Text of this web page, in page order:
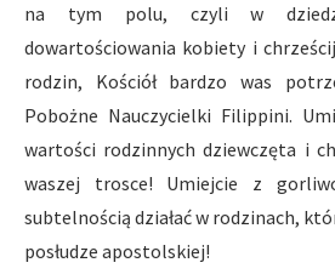
na tym polu, czyli w
dowartościowania kobiety i
rodzin, Kościół bardzo was
Pobożne Nauczycielki Filippini.
wartości rodzinnych dziewczęta i
waszej trosce! Umiejcie z
subtelnością działać w rodzinach,
posłudze apostolskiej!